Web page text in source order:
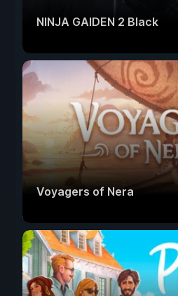
NINJA GAIDEN 2 Black
Voyagers of Nera